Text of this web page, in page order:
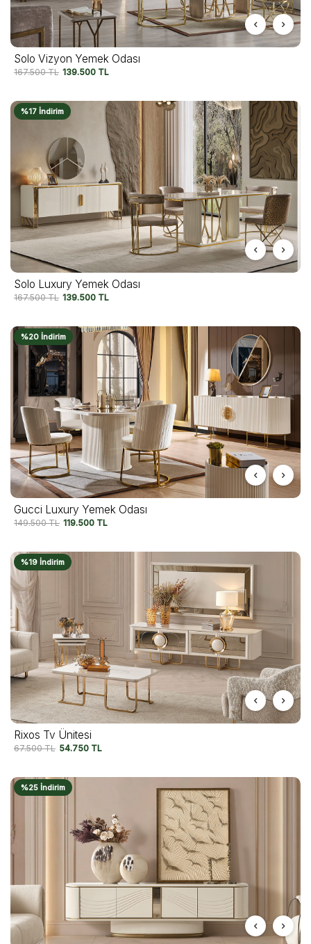
Solo Vizyon Yemek Odası
167.500TL 139.500 TL
%17 İndirim
Solo Luxury Yemek Odası
167.500TL 139.500 TL
%20 İndirim
Gucci Luxury Yemek Odası
149.500TL 119.500 TL
%19 İndirim
Rixos Tv Ünitesi
67.500TL 54.750 TL
%25 İndirim